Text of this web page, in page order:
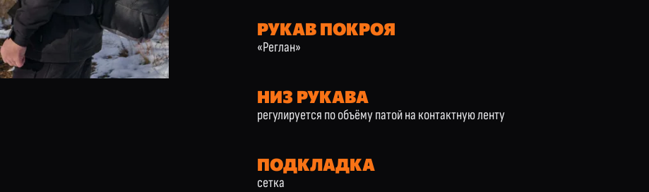
РУКАВ ПОКРОЯ
«Реглан»
НИЗ РУКАВА
регулируется по объёму патой на контактную ленту
ПОДКЛАДКА
сетка